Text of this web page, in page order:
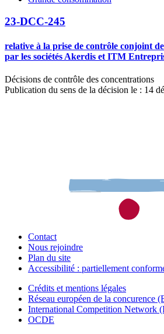
23-DCC-245
relative à la prise de contrôle conjoint
par les sociétés Akerdis et ITM
Décisions de contrôle des concentrations
Publication du sens de la décision le : 14
Contact
Nous rejoindre
Plan du site
Accessibilité : partiellement
Crédits et mentions légales
Réseau européen de la concurence
International Competition Network
OCDE